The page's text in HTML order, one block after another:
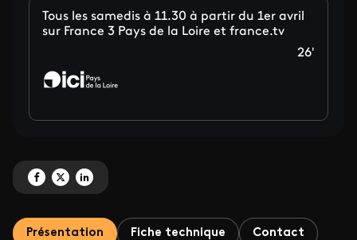
Tous les samedis à 11.30 à partir du 1er avril
sur France 3 Pays de la Loire et france.tv
26'
Partagez 'Le goût des rencontres ' sur Facebook
Partagez 'Le goût des rencontres ' sur X
Partagez 'Le goût des rencontres ' sur LinkedIn
Présentation Fiche technique Contact